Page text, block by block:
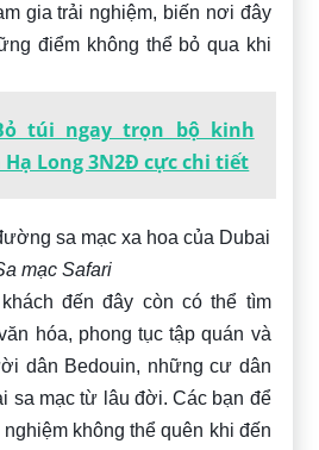
gia trải nghiệm, biến nơi đây
điểm không thể bỏ qua khi
túi ngay trọn bộ kinh
Long 3N2Đ cực chi tiết
mạc Safari
đến đây còn có thể tìm
hóa, phong tục tập quán và
dân Bedouin, những cư dân
sa mạc từ lâu đời. Các bạn để
không thể quên khi đến